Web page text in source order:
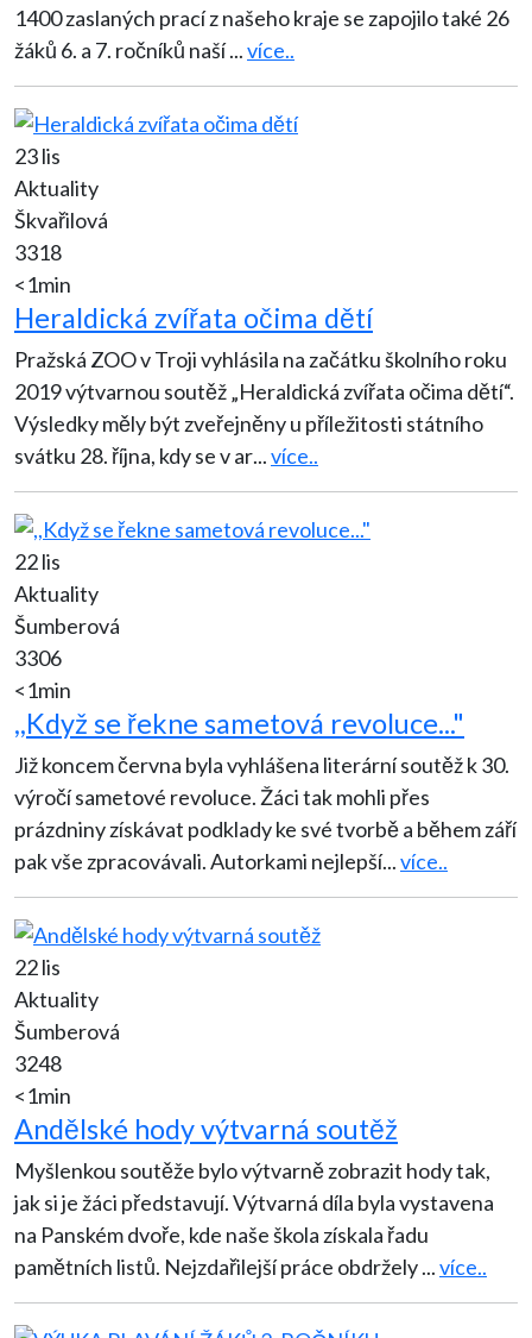
1400 zaslaných prací z našeho kraje se zapojilo také 26
žáků 6. a 7. ročníků naší...více..
23 lis
Aktuality
Škvařilová
3318
<1min
Heraldická zvířata očima dětí
Pražská ZOO v Troji vyhlásila na začátku školního roku
2019 výtvarnou soutěž „Heraldická zvířata očima dětí“.
Výsledky měly být zveřejněny u příležitosti státního
svátku 28. října, kdy se v ar...více..
22 lis
Aktuality
Šumberová
3306
<1min
,,Když se řekne sametová revoluce..."
Již koncem června byla vyhlášena literární soutěž k 30.
výročí sametové revoluce. Žáci tak mohli přes
prázdniny získávat podklady ke své tvorbě a během září
pak vše zpracovávali. Autorkami nejlepší...více..
22 lis
Aktuality
Šumberová
3248
<1min
Andělské hody výtvarná soutěž
Myšlenkou soutěže bylo výtvarně zobrazit hody tak,
jak si je žáci představují. Výtvarná díla byla vystavena
na Panském dvoře, kde naše škola získala řadu
pamětních listů. Nejzdařilejší práce obdržely...více..